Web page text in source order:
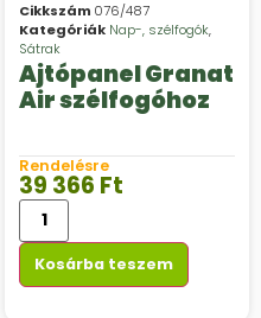
Cikkszám 076/487
Kategóriák Nap-, szélfogók,
Sátrak
Ajtópanel Granat
Air szélfogóhoz
Rendelésre
39 366 Ft
Kosárba teszem